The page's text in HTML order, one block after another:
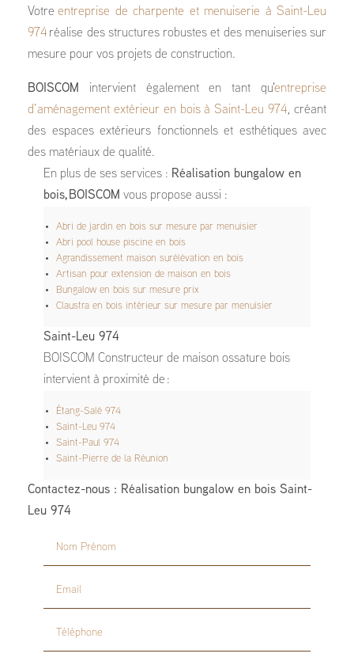
Votreentreprise de charpente et menuiserie à Saint-Leu
974 réalise des structures robustes et des menuiseries sur
mesure pour vos projets de construction.
BOISCOM intervient également en tant qu'entreprise
d’aménagement extérieur en bois à Saint-Leu 974, créant
des espaces extérieurs fonctionnels et esthétiques avec
des matériaux de qualité.
En plus de ses services : Réalisation bungalow en
bois, BOISCOM vous propose aussi :
Abri de jardin en bois sur mesure par menuisier
Abri pool house piscine en bois
Agrandissement maison surélévation en bois
Artisan pour extension de maison en bois
Bungalow en bois sur mesure prix
Claustra en bois intérieur sur mesure par menuisier
Saint-Leu 974
BOISCOM Constructeur de maison ossature bois
intervient à proximité de :
Étang-Salé 974
Saint-Leu 974
Saint-Paul 974
Saint-Pierre de la Réunion
Contactez-nous : Réalisation bungalow en bois Saint-
Leu 974
Nom Prénom
Email
Téléphone